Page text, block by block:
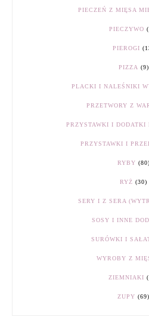
PIECZEŃ Z MIĘSA
PIECZYWO
PIEROGI
PIZZA (9)
PLACKI I NALEŚNIKI
PRZETWORY Z
PRZYSTAWKI I DODATKI
PRZYSTAWKI I
RYBY (80)
RYŻ (30)
SERY I Z SERA
SOSY I INNE
SURÓWKI I
WYROBY Z
ZIEMNIAKI
ZUPY (69)